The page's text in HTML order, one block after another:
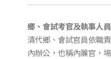
鄉、會試考官及執事人員
清代鄉、會試官員依職
內辦公，也稱內簾官，